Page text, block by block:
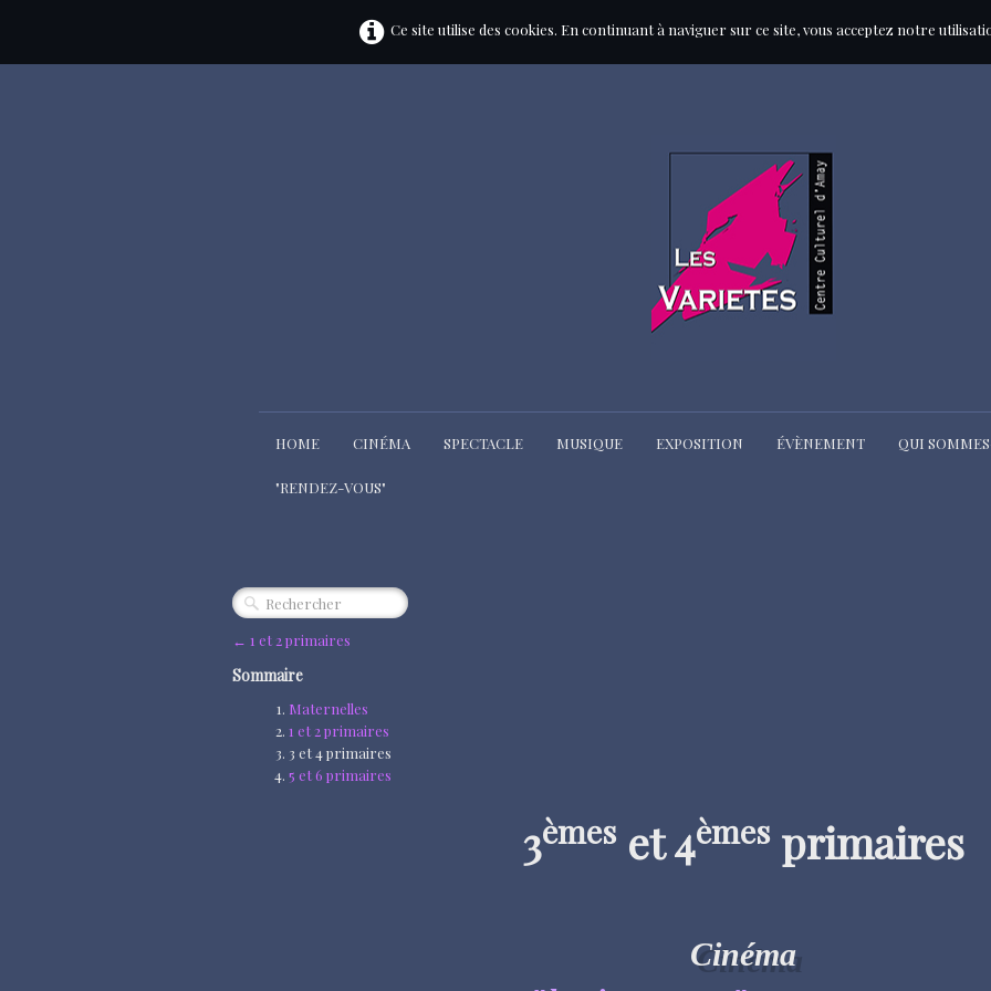
Ce site utilise des cookies. En continuant à naviguer sur ce site, vous acceptez notre
HOME CINÉMA SPECTACLE MUSIQUE EXPOSITION ÉVÈNEMENT QUI
"RENDEZ-VOUS"
← 1 et 2 primaires
Sommaire
Maternelles
1 et 2 primaires
3 et 4 primaires
5 et 6 primaires
3èmeset 4èmesprimaires
Cinéma